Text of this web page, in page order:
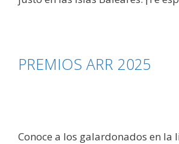
PREMIOS ARR 2025
Conoce a los galardonados en la